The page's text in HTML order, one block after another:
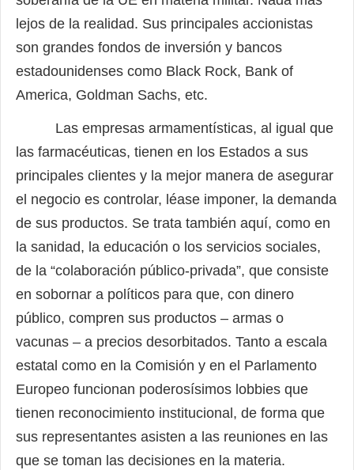
lejos de la realidad. Sus principales accionistas
son grandes fondos de inversión y bancos
estadounidenses como Black Rock, Bank of
America, Goldman Sachs, etc.
Las empresas armamentísticas, al igual que
las farmacéuticas, tienen en los Estados a sus
principales clientes y la mejor manera de asegurar
el negocio es controlar, léase imponer, la demanda
de sus productos. Se trata también aquí, como en
la sanidad, la educación o los servicios sociales,
de la “colaboración público-privada”, que consiste
en sobornar a políticos para que, con dinero
público, compren sus productos – armas o
vacunas – a precios desorbitados. Tanto a escala
estatal como en la Comisión y en el Parlamento
Europeo funcionan poderosísimos lobbies que
tienen reconocimiento institucional, de forma que
sus representantes asisten a las reuniones en las
que se toman las decisiones en la materia.